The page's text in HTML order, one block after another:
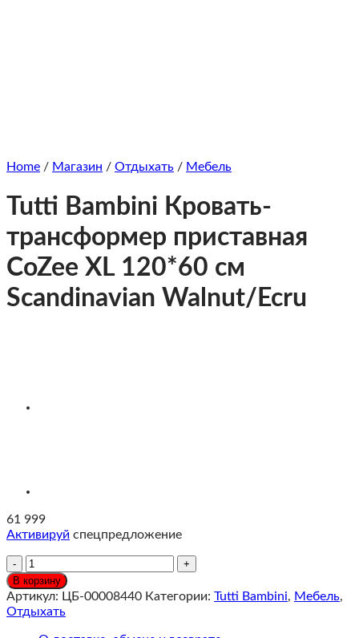
Home / Магазин / Отдыхать / Мебель
Tutti Bambini Кровать-
трансформер приставная
CoZee XL 120*60 см
Scandinavian Walnut/Ecru
61 999
Активируй спецпредложение
Количество
Tutti
Bambini
Кровать-
В корзину
Артикул: ЦБ-00008440 Категории: Tutti Bambini, Мебель,
Отдыхать